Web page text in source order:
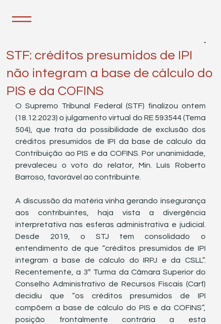
STF: créditos presumidos de IPI
não integram a base de cálculo do
PIS e da COFINS
O Supremo Tribunal Federal (STF) finalizou ontem
(18.12.2023) o julgamento virtual do RE 593544 (Tema
504), que trata da possibilidade de exclusão dos
créditos presumidos de IPI da base de cálculo da
Contribuição ao PIS e da COFINS. Por unanimidade,
prevaleceu o voto do relator, Min. Luís Roberto
Barroso, favorável ao contribuinte.
A discussão da matéria vinha gerando insegurança
aos contribuintes, haja vista a divergência
interpretativa nas esferas administrativa e judicial.
Desde 2019, o STJ tem consolidado o
entendimento de que “créditos presumidos de IPI
integram a base de cálculo do IRPJ e da CSLL”.
Recentemente, a 3ª Turma da Câmara Superior do
Conselho Administrativo de Recursos Fiscais (Carf)
decidiu que “os créditos presumidos de IPI
compõem a base de cálculo do PIS e da COFINS”,
posição frontalmente contrária a esta